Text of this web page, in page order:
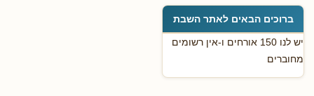
ברוכים הבאים לאתר השבת
יש לנו 150 אורחים ו-אין רשומים
מחוברים